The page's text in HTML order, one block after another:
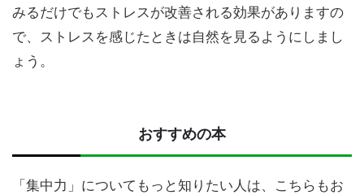
みるだけでもストレスが改善される効果がありますの
で、ストレスを感じたときは自然を見るようにしまし
ょう。
おすすめの本
「集中力」についてもっと知りたい人は、こちらもお